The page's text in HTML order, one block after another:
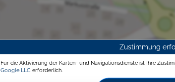
Zustimmung
Für die Aktivierung der Karten- und Navigationsdienste ist Ihre
Google LLC erforderlich.